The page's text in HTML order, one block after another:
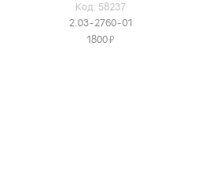
Код: 58237
2.03-2760-01
1800Я